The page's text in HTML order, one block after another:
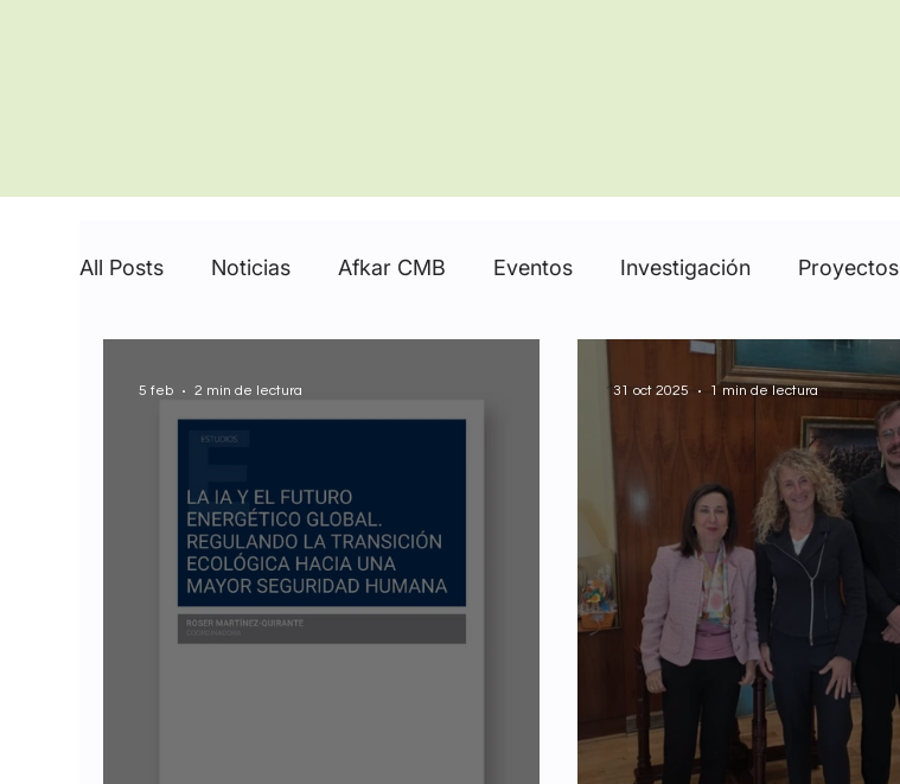
All Posts Noticias Afkar CMB Eventos Investigación Proyectos
5 feb 2 min de lectura 31 oct 2025 1 min de lectura